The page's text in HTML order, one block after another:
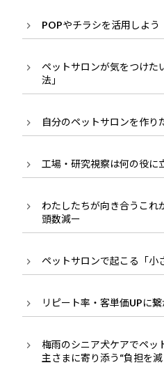
POPやチラシを活用しよう
ペットサロンが気をつけた
法」
自分のペットサロンを作り
工場・研究視察は何の役に
わたしたちが向き合うこ
頭数減ー
ペットサロンで起こる「小
リピート率・客単価UPに
梅雨のシニア犬ケアでペッ
主さまに寄り添う“負担を